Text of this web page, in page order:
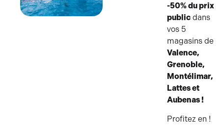
-50% du prix
public dans
vos 5
magasins de
Valence,
Grenoble,
Montélimar,
Lattes et
Aubenas !
Profitez en !